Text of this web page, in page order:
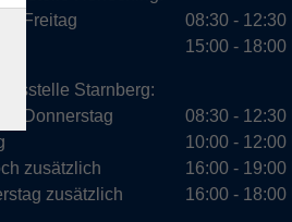
- Freitag
08:30 - 12:30
15:00 - 18:00
Starnberg:
- Donnerstag
zusätzlich
zusätzlich
08:30 - 12:30
10:00 - 12:00
16:00 - 19:00
16:00 - 18:00